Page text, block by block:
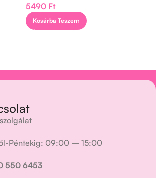
5490 Ft
Kosárba Teszem
Péntekig: 09:00 – 15:00
550 6453